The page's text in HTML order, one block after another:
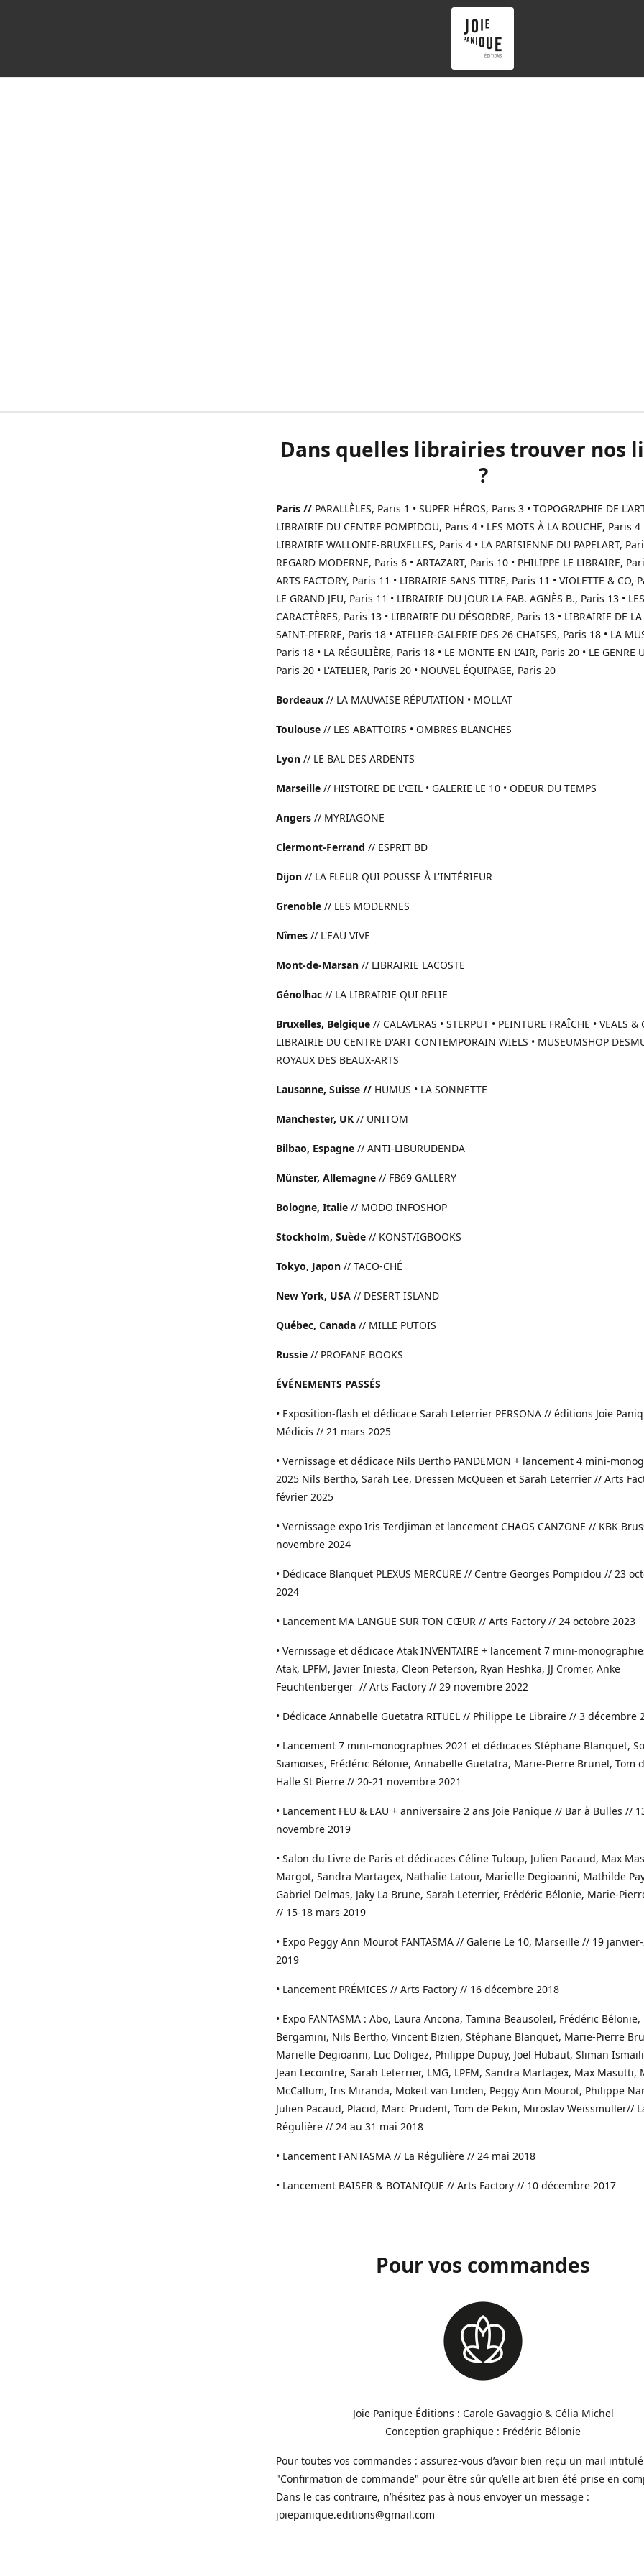
Dans quelles librairies trouver nos
?
Paris // PARALLÈLES, Paris 1 • SUPER HÉROS, Paris 3 • TOPOGRAPHIE DE
LIBRAIRIE DU CENTRE POMPIDOU, Paris 4 • LES MOTS À LA BOUCHE, Paris 4
LIBRAIRIE WALLONIE-BRUXELLES, Paris 4 • LA PARISIENNE DU PAPELART,
REGARD MODERNE, Paris 6 • ARTAZART, Paris 10 • PHILIPPE LE LIBRAIRE,
ARTS FACTORY, Paris 11 • LIBRAIRIE SANS TITRE, Paris 11 • VIOLETTE & CO,
LE GRAND JEU, Paris 11 • LIBRAIRIE DU JOUR LA FAB. AGNÈS B., Paris 13 • LES
CARACTÈRES, Paris 13 • LIBRAIRIE DU DÉSORDRE, Paris 13 • LIBRAIRIE DE LA
SAINT-PIERRE, Paris 18 • ATELIER-GALERIE DES 26 CHAISES, Paris 18 • LA
Paris 18 • LA RÉGULIÈRE, Paris 18 • LE MONTE EN L’AIR, Paris 20 • LE GENRE
Paris 20 • L'ATELIER, Paris 20 • NOUVEL ÉQUIPAGE, Paris 20
Bordeaux // LA MAUVAISE RÉPUTATION • MOLLAT
Toulouse // LES ABATTOIRS • OMBRES BLANCHES
Lyon // LE BAL DES ARDENTS
Marseille // HISTOIRE DE L'ŒIL • GALERIE LE 10 • ODEUR DU TEMPS
Angers // MYRIAGONE
Clermont-Ferrand // ESPRIT BD
Dijon // LA FLEUR QUI POUSSE À L'INTÉRIEUR
Grenoble // LES MODERNES
Nîmes // L'EAU VIVE
Mont-de-Marsan // LIBRAIRIE LACOSTE
Génolhac // LA LIBRAIRIE QUI RELIE
Bruxelles, Belgique // CALAVERAS • STERPUT • PEINTURE FRAÎCHE • VEALS &
LIBRAIRIE DU CENTRE D'ART CONTEMPORAIN WIELS • MUSEUMSHOP
ROYAUX DES BEAUX-ARTS
Lausanne, Suisse // HUMUS • LA SONNETTE
Manchester, UK // UNITOM
Bilbao, Espagne // ANTI-LIBURUDENDA
Münster, Allemagne // FB69 GALLERY
Bologne, Italie // MODO INFOSHOP
Stockholm, Suède // KONST/IGBOOKS
Tokyo, Japon // TACO-CHÉ
New York, USA // DESERT ISLAND
Québec, Canada // MILLE PUTOIS
Russie // PROFANE BOOKS
ÉVÉNEMENTS PASSÉS
• Exposition-flash et dédicace Sarah Leterrier PERSONA // éditions Joie
Médicis // 21 mars 2025
• Vernissage et dédicace Nils Bertho PANDEMON + lancement 4 mini-
2025 Nils Bertho, Sarah Lee, Dressen McQueen et Sarah Leterrier // Arts
février 2025
• Vernissage expo Iris Terdjiman et lancement CHAOS CANZONE // KBK
novembre 2024
• Dédicace Blanquet PLEXUS MERCURE // Centre Georges Pompidou // 23
2024
• Lancement MA LANGUE SUR TON CŒUR // Arts Factory // 24 octobre 2023
• Vernissage et dédicace Atak INVENTAIRE + lancement 7 mini-
Atak, LPFM, Javier Iniesta, Cleon Peterson, Ryan Heshka, JJ Cromer, Anke
Feuchtenberger // Arts Factory // 29 novembre 2022
• Dédicace Annabelle Guetatra RITUEL // Philippe Le Libraire // 3 décembre
• Lancement 7 mini-monographies 2021 et dédicaces Stéphane Blanquet,
Siamoises, Frédéric Bélonie, Annabelle Guetatra, Marie-Pierre Brunel, Tom
Halle St Pierre // 20-21 novembre 2021
• Lancement FEU & EAU + anniversaire 2 ans Joie Panique // Bar à Bulles //
novembre 2019
• Salon du Livre de Paris et dédicaces Céline Tuloup, Julien Pacaud, Max
Margot, Sandra Martagex, Nathalie Latour, Marielle Degioanni, Mathilde
Gabriel Delmas, Jaky La Brune, Sarah Leterrier, Frédéric Bélonie, Marie-
// 15-18 mars 2019
• Expo Peggy Ann Mourot FANTASMA // Galerie Le 10, Marseille // 19
2019
• Lancement PRÉMICES // Arts Factory // 16 décembre 2018
• Expo FANTASMA : Abo, Laura Ancona, Tamina Beausoleil, Frédéric Bélonie,
Bergamini, Nils Bertho, Vincent Bizien, Stéphane Blanquet, Marie-Pierre
Marielle Degioanni, Luc Doligez, Philippe Dupuy, Joël Hubaut, Sliman
Jean Lecointre, Sarah Leterrier, LMG, LPFM, Sandra Martagex, Max Masutti,
McCallum, Iris Miranda, Mokeït van Linden, Peggy Ann Mourot, Philippe
Julien Pacaud, Placid, Marc Prudent, Tom de Pekin, Miroslav Weissmuller//
Régulière // 24 au 31 mai 2018
• Lancement FANTASMA // La Régulière // 24 mai 2018
• Lancement BAISER & BOTANIQUE // Arts Factory // 10 décembre 2017
Pour vos commandes
Joie Panique Éditions : Carole Gavaggio & Célia Michel
Conception graphique : Frédéric Bélonie
Pour toutes vos commandes : assurez-vous d’avoir bien reçu un mail intitulé
"Confirmation de commande" pour être sûr qu’elle ait bien été prise en
Dans le cas contraire, n’hésitez pas à nous envoyer un message :
joiepanique.editions@gmail.com